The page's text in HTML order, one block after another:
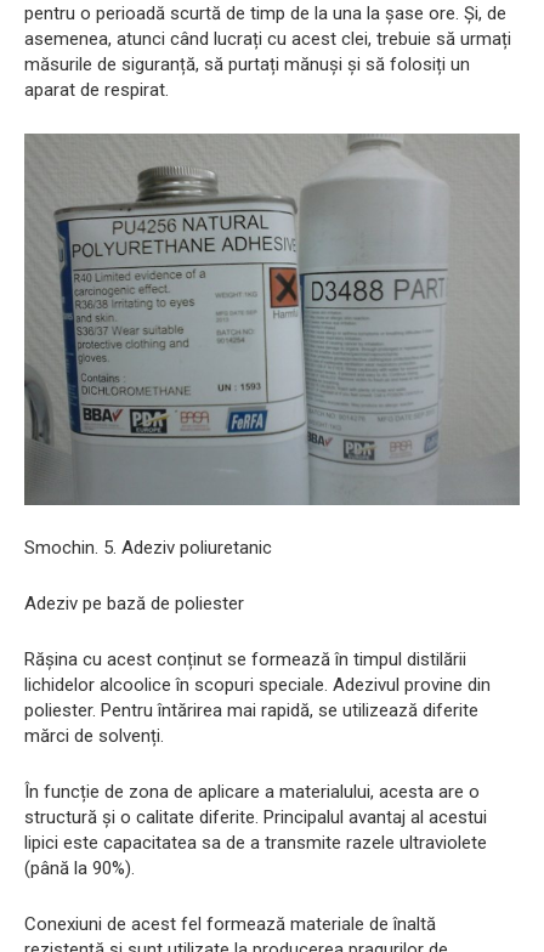
pentru o perioadă scurtă de timp de la una la șase ore. Și, de
asemenea, atunci când lucrați cu acest clei, trebuie să urmați
măsurile de siguranță, să purtați mănuși și să folosiți un
aparat de respirat.
Smochin. 5. Adeziv poliuretanic
Adeziv pe bază de poliester
Rășina cu acest conținut se formează în timpul distilării
lichidelor alcoolice în scopuri speciale. Adezivul provine din
poliester. Pentru întărirea mai rapidă, se utilizează diferite
mărci de solvenți.
În funcție de zona de aplicare a materialului, acesta are o
structură și o calitate diferite. Principalul avantaj al acestui
lipici este capacitatea sa de a transmite razele ultraviolete
(până la 90%).
Conexiuni de acest fel formează materiale de înaltă